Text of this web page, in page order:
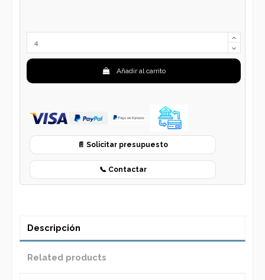
Añadir al carrito
📄 Solicitar presupuesto
📞 Contactar
Descripción
Related products